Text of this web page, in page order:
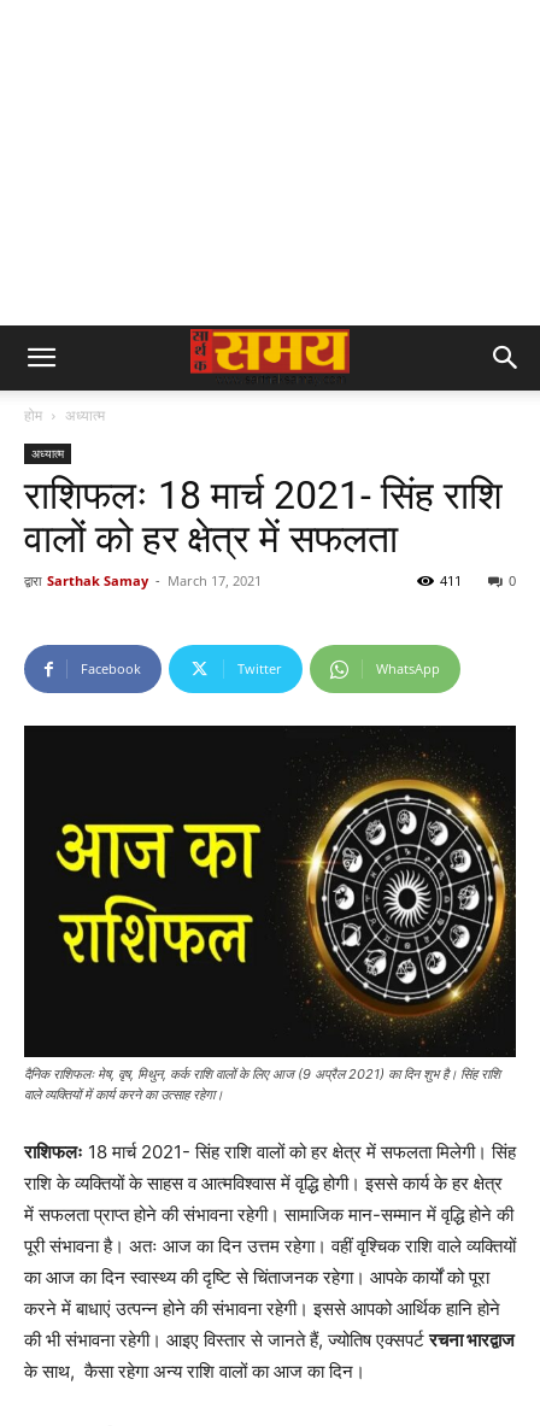
होम अध्यात्म
अध्यात्म
राशिफलः 18 मार्च 2021- सिंह राशि
वालों को हर क्षेत्र में सफलता
द्वारा Sarthak Samay - March 17, 2021 0
411
Facebook Twitter WhatsApp
दैनिक राशिफलः मेष, वृष, मिथुन, कर्क राशि वालों के लिए आज (9 अप्रैल 2021) का दिन शुभ है। सिंह राशि
वाले व्यक्तियों में कार्य करने का उत्साह रहेगा।
राशिफलः 18 मार्च 2021- सिंह राशि वालों को हर क्षेत्र में सफलता मिलेगी। सिंह
राशि के व्यक्तियों के साहस व आत्मविश्वास में वृद्धि होगी। इससे कार्य के हर क्षेत्र
में सफलता प्राप्त होने की संभावना रहेगी। सामाजिक मान-सम्मान में वृद्धि होने की
पूरी संभावना है। अतः आज का दिन उत्तम रहेगा। वहीं वृश्चिक राशि वाले व्यक्तियों
का आज का दिन स्वास्थ्य की दृष्टि से चिंताजनक रहेगा। आपके कार्यों को पूरा
करने में बाधाएं उत्पन्न होने की संभावना रहेगी। इससे आपको आर्थिक हानि होने
की भी संभावना रहेगी। आइए विस्तार से जानते हैं, ज्योतिष एक्सपर्टरचना भारद्वाज
के साथ, कैसा रहेगा अन्य राशि वालों का आज का दिन।